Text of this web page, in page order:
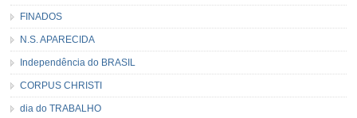
FINADOS
N.S. APARECIDA
Independência do BRASIL
CORPUS CHRISTI
dia do TRABALHO